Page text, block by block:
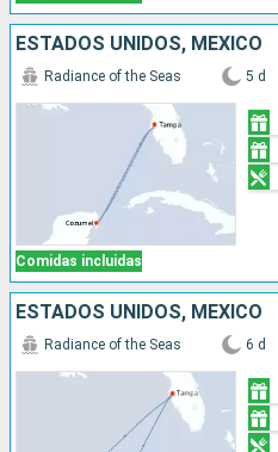
ESTADOS UNIDOS, MÉXICO
Comidas incluidas
Radiance of the Seas 5 d
ESTADOS UNIDOS, MÉXICO
Radiance of the Seas 6 d